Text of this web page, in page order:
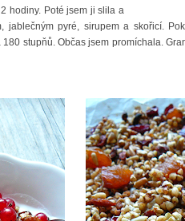
hodiny. Poté jsem ji slila a
jablečným pyré, sirupem a skořicí.
stupňů. Občas jsem promíchala.